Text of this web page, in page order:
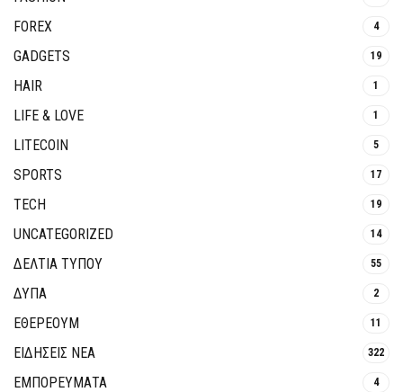
FOREX 4
GADGETS 19
HAIR 1
LIFE & LOVE 1
LITECOIN 5
SPORTS 17
TECH 19
UNCATEGORIZED 14
ΔΕΛΤΙΑ ΤΥΠΟΥ 55
ΔΥΠΑ 2
ΕΘΈΡΕΟΥΜ 11
ΕΙΔΗΣΕΙΣ ΝΕΑ 322
ΕΜΠΟΡΕΥΜΑΤΑ 4